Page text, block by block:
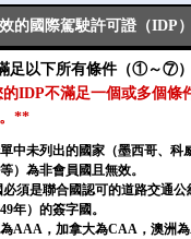
的國際駕駛許可證（IDP）
足以下所有條件（①～⑦）
IDP不滿足一個或多個條
**
中未列出的國家（墨西哥、科
）為非會員國且無效。
須是聯合國認可的道路交通公
年）的簽字國。
為AAA，加拿大為CAA，澳洲